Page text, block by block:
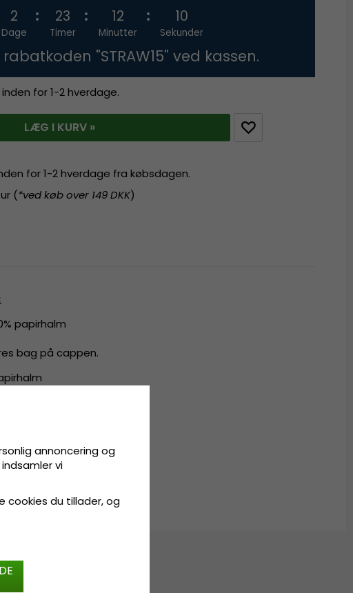
2
Dage
23
Timer
12
Minutter
10
Sekunder
"STRAW15" ved kassen.
for 1-2 hverdage.
LÆG I KURV »
for 1-2 hverdage fra købsdagen.
(*ved køb over 149 DKK)
papirhalm
bag på cappen.
annoncering og
vi
cookies du tillader, og